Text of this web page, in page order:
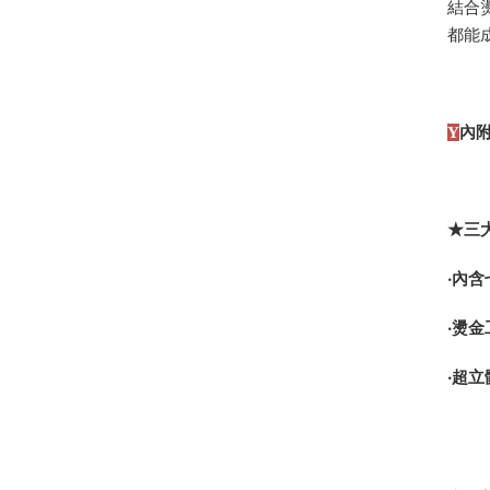
結合
都能
Y內
★三
‧內
‧燙
‧超